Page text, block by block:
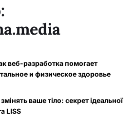
веб-разработка помогает
и физическое здоровье
ваше тіло: секрет ідеальної
LISS